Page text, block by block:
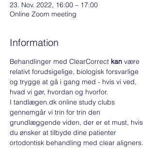
23. Nov. 2022, 16:00 – 17:00
Online Zoom meeting
Information
Behandlinger med ClearCorrect kan være
relativt forudsigelige, biologisk forsvarlige
og trygge at gå i gang med - hvis vi ved,
hvad vi gør, hvordan og hvorfor.
I tandlægen.dk online study clubs
gennemgår vi trin for trin den
grundlæggende viden, der er et must, hvis
du ønsker at tilbyde dine patienter
ortodontisk behandling med clear aligners.